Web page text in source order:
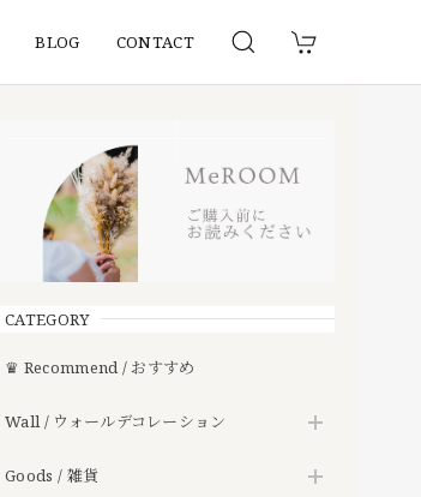
BLOG CONTACT
CATEGORY
♛ Recommend / おすすめ
Wall / ウォールデコレーション
Goods / 雑貨